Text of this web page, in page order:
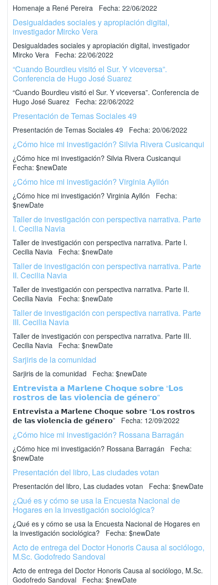
Homenaje a René Pereira Fecha: 22/06/2022
Desigualdades sociales y apropiación digital,
investigador Mircko Vera
Desigualdades sociales y apropiación digital, investigador
Mircko Vera Fecha: 22/06/2022
“Cuando Bourdieu visitó el Sur. Y viceversa”.
Conferencia de Hugo José Suarez
“Cuando Bourdieu visitó el Sur. Y viceversa”. Conferencia de
Hugo José Suarez Fecha: 22/06/2022
Presentación de Temas Sociales 49
Presentación de Temas Sociales 49 Fecha: 20/06/2022
¿Cómo hice mi investigación? Silvia Rivera Cusicanqui
¿Cómo hice mi investigación? Silvia Rivera Cusicanqui
Fecha: $newDate
¿Cómo hice mi investigación? Virginia Ayllón
¿Cómo hice mi investigación? Virginia Ayllón Fecha:
$newDate
Taller de investigación con perspectiva narrativa. Parte
I. Cecilia Navia
Taller de investigación con perspectiva narrativa. Parte I.
Cecilia Navia Fecha: $newDate
Taller de investigación con perspectiva narrativa. Parte
II. Cecilia Navia
Taller de investigación con perspectiva narrativa. Parte II.
Cecilia Navia Fecha: $newDate
Taller de investigación con perspectiva narrativa. Parte
III. Cecilia Navia
Taller de investigación con perspectiva narrativa. Parte III.
Cecilia Navia Fecha: $newDate
Sarjiris de la comunidad
Sarjiris de la comunidad Fecha: $newDate
𝗘𝗻𝘁𝗿𝗲𝘃𝗶𝘀𝘁𝗮 𝗮 𝗠𝗮𝗿𝗹𝗲𝗻𝗲 𝗖𝗵𝗼𝗾𝘂𝗲 𝘀𝗼𝗯𝗿𝗲 “𝗟𝗼𝘀
𝗿𝗼𝘀𝘁𝗿𝗼𝘀 𝗱𝗲 𝗹𝗮𝘀 𝘃𝗶𝗼𝗹𝗲𝗻𝗰𝗶𝗮 𝗱𝗲 𝗴𝗲́𝗻𝗲𝗿𝗼”
𝗘𝗻𝘁𝗿𝗲𝘃𝗶𝘀𝘁𝗮 𝗮 𝗠𝗮𝗿𝗹𝗲𝗻𝗲 𝗖𝗵𝗼𝗾𝘂𝗲 𝘀𝗼𝗯𝗿𝗲 “𝗟𝗼𝘀 𝗿𝗼𝘀𝘁𝗿𝗼𝘀
𝗱𝗲 𝗹𝗮𝘀 𝘃𝗶𝗼𝗹𝗲𝗻𝗰𝗶𝗮 𝗱𝗲 𝗴𝗲́𝗻𝗲𝗿𝗼” Fecha: 12/09/2022
¿Cómo hice mi investigación? Rossana Barragán
¿Cómo hice mi investigación? Rossana Barragán Fecha:
$newDate
Presentación del libro, Las ciudades votan
Presentación del libro, Las ciudades votan Fecha: $newDate
¿Qué es y cómo se usa la Encuesta Nacional de
Hogares en la investigación sociológica?
¿Qué es y cómo se usa la Encuesta Nacional de Hogares en
la investigación sociológica? Fecha: $newDate
Acto de entrega del Doctor Honoris Causa al sociólogo,
M.Sc. Godofredo Sandoval
Acto de entrega del Doctor Honoris Causa al sociólogo, M.Sc.
Godofredo Sandoval Fecha: $newDate